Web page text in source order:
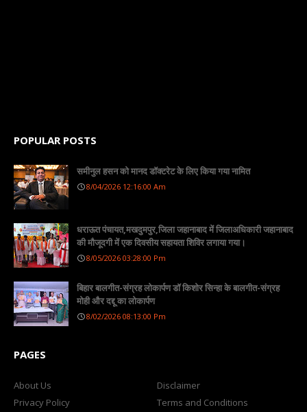
POPULAR POSTS
समीनुल हसन को मानद डॉक्टरेट के लिए किया गया नामित
8/04/2026 12:16:00 Am
धराऊत पंचायत,मखदुमपुर,जिला जहानाबाद में जिलाअधिकारी जहानाबाद
की मौजूदगी में एक दिवसीय सहायता शिविर लगाया गया।
8/05/2026 03:28:00 Pm
बिहार बालगीत-संग्रह लोकार्पण डॉ किशोर सिन्हा के बालगीत-संग्रह
मोही और दद्दू का लोकार्पण
8/02/2026 08:13:00 Pm
PAGES
About Us
Disclaimer
Privacy Policy
Terms and Conditions